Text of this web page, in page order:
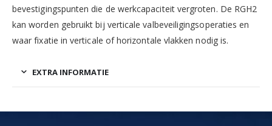
bevestigingspunten die de werkcapaciteit vergroten. De RGH2
kan worden gebruikt bij verticale valbeveiligingsoperaties en
waar fixatie in verticale of horizontale vlakken nodig is.
EXTRA INFORMATIE